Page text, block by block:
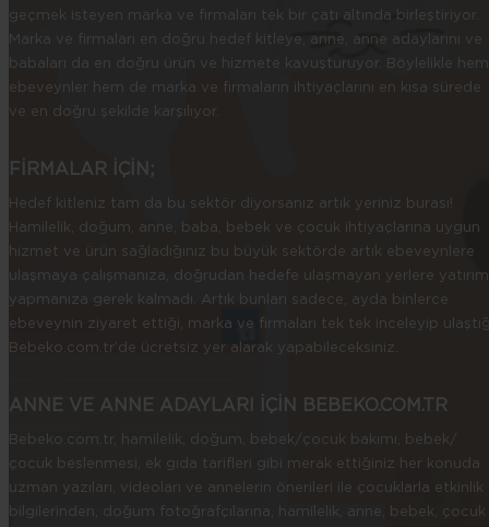
geçmek isteyen marka ve firmaları tek bir çatı altında birleştiriyor.
Marka ve firmaları en doğru hedef kitleye, anne, anne adaylarını ve
babaları da en doğru ürün ve hizmete kavuşturuyor. Böylelikle hem
ebeveynler hem de marka ve firmaların ihtiyaçlarını en kısa sürede
ve en doğru şekilde karşılıyor.
FİRMALAR İÇİN;
Hedef kitleniz tam da bu sektör diyorsanız artık yeriniz burası!
Hamilelik, doğum, anne, baba, bebek ve çocuk ihtiyaçlarına uygun
hizmet ve ürün sağladığınız bu büyük sektörde artık ebeveynlere
ulaşmaya çalışmanıza, doğrudan hedefe ulaşmayan yerlere yatırım
yapmanıza gerek kalmadı. Artık bunları sadece, ayda binlerce
ebeveynin ziyaret ettiği, marka ve firmaları tek tek inceleyip
Bebeko.com.tr’de ücretsiz yer alarak yapabileceksiniz.
ANNE VE ANNE ADAYLARI İÇİN BEBEKO.COM.TR
Bebeko.com.tr, hamilelik, doğum, bebek/çocuk bakımı, bebek/
çocuk beslenmesi, ek gıda tarifleri gibi merak ettiğiniz her konuda
uzman yazıları, videoları ve annelerin önerileri ile çocuklarla etkinlik
bilgilerinden, doğum fotoğrafçılarına, hamilelik, anne, bebek, çocuk